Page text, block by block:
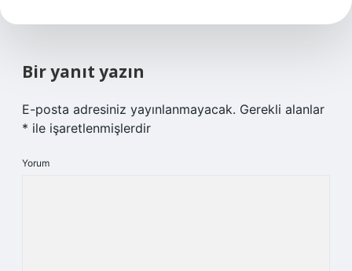
Bir yanıt yazın
E-posta adresiniz yayınlanmayacak. Gerekli alanlar
* ile işaretlenmişlerdir
Yorum